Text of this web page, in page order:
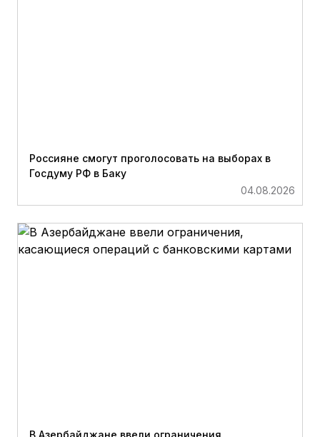
Россияне смогут проголосовать на выборах в
Госдуму РФ в Баку
04.08.2026